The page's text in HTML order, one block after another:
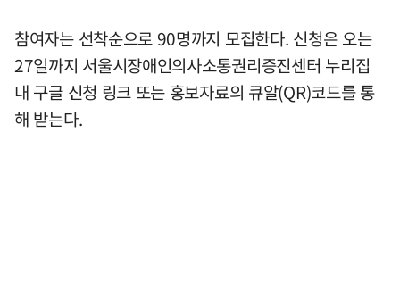
참여자는 선착순으로 90명까지 모집한다. 신청은 오는
27일까지 서울시장애인의사소통권리증진센터 누리집
내 구글 신청 링크 또는 홍보자료의 큐알(QR)코드를 통
해 받는다.